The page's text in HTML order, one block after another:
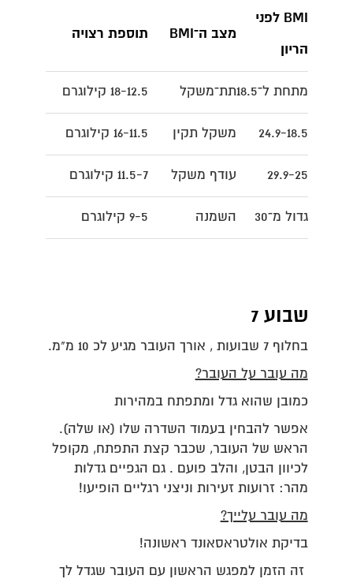
BMI לפני
הריון
מצב ה־ BMI תוספת רצויה
מתחת ל־18.5​ תת־משקל​ 18-12.5 קילוגרם​
24.9-18.5​ משקל תקין​ 16-11.5 קילוגרם​
29.9-25​ עודף משקל​ 11.5-7 קילוגרם​
גדול מ־30​ השמנה​ 9-5 קילוגרם
שבוע 7
בחלוף 7 שבועות , אורך העובר מגיע לכ 10 מ"מ.
מה עובר על העובר?
כמובן שהוא גדל ומתפתח במהירות
אפשר להבחין בעמוד השדרה שלו (או שלה).
הראש של העובר, שכבר קצת התפתח, מקופל
לכיוון הבטן, והלב פועם . גם הגפיים גדלות
מהר: זרועות זעירות וניצני רגליים הופיעו!
​​​מה עובר עלייך?
בדיקת אולטראסאונד ראשונה!
זה הזמן למפגש הראשון עם העובר שגדל לך